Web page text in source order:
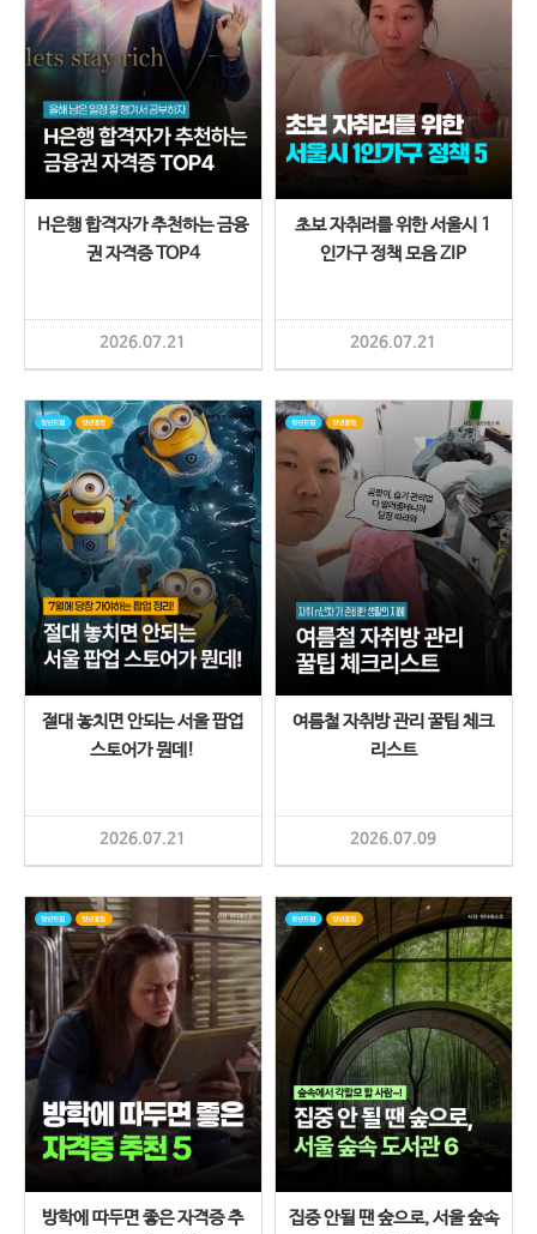
H은행 합격자가 추천하는 금융
권 자격증 TOP4
2026.07.21
초보 자취러를 위한 서울시 1
인가구 정책 모음 ZIP
2026.07.21
절대 놓치면 안되는 서울 팝업
스토어가 뭔데!
2026.07.21
여름철 자취방 관리 꿀팁 체크
리스트
2026.07.09
방학에 따두면 좋은 자격증 추
집중 안될 땐 숲으로, 서울 숲속